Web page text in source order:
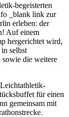
begeisterten
_blank link zur
erleben: der
Auf einem
hergerichtet wird,
selbst
sowie die weitere
für einen
gemeinsam mit